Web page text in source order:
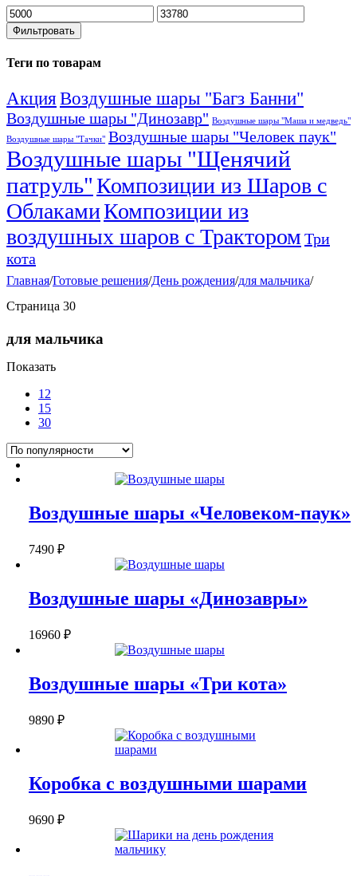
Минимальная
цена
Максимальная
цена
Фильтровать
Теги по товарам
АкцияВоздушные шары "Багз Банни"
Воздушные шары "Динозавр" Воздушные шары "Маша и медведь"
Воздушные шары "Тачки" Воздушные шары "Человек паук"
Воздушные шары "Щенячий
патруль"Композиции из Шаров с
ОблакамиКомпозиции из
воздушных шаров с Трактором Три
кота
Главная/Готовые решения/День рождения/для мальчика/
Страница 30
для мальчика
Показать
12
15
30
Воздушные шары «Человеком-паук»
7490 ₽
Воздушные шары «Динозавры»
16960 ₽
Воздушные шары «Три кота»
9890 ₽
Коробка с воздушными шарами
9690 ₽